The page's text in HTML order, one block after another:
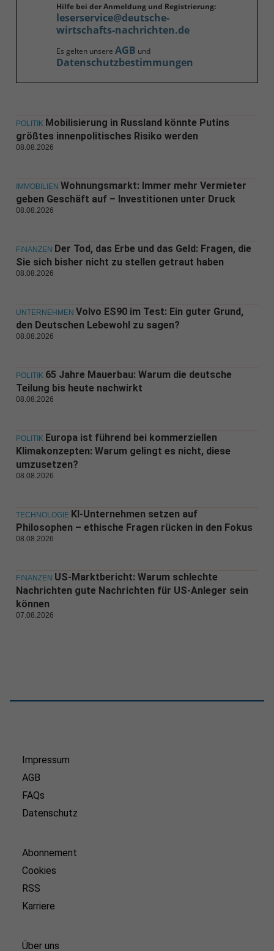
Hilfe bei der Anmeldung und Registrierung:
leserservice@deutsche-
wirtschafts-nachrichten.de
Es gelten unsere AGB und
Datenschutzbestimmungen
POLITIK Mobilisierung in Russland könnte Putins
größtes innenpolitisches Risiko werden
08.08.2026
IMMOBILIEN Wohnungsmarkt: Immer mehr Vermieter
geben Geschäft auf – Investitionen unter Druck
08.08.2026
FINANZEN Der Tod, das Erbe und das Geld: Fragen, die
Sie sich bisher nicht zu stellen getraut haben
08.08.2026
UNTERNEHMEN Volvo ES90 im Test: Ein guter Grund,
den Deutschen Lebewohl zu sagen?
08.08.2026
POLITIK 65 Jahre Mauerbau: Warum die deutsche
Teilung bis heute nachwirkt
08.08.2026
POLITIK Europa ist führend bei kommerziellen
Klimakonzepten: Warum gelingt es nicht, diese
umzusetzen?
08.08.2026
TECHNOLOGIE KI-Unternehmen setzen auf
Philosophen – ethische Fragen rücken in den Fokus
08.08.2026
FINANZEN US-Marktbericht: Warum schlechte
Nachrichten gute Nachrichten für US-Anleger sein
können
07.08.2026
Impressum
AGB
FAQs
Datenschutz
Abonnement
Cookies
RSS
Karriere
Über uns